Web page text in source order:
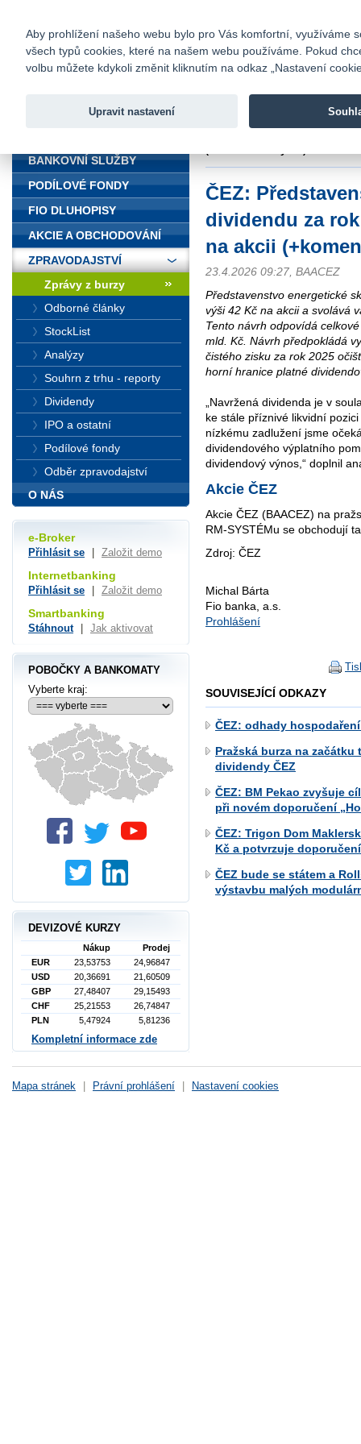
Fio banka
Fio banka
ČEZ:
dividendu za
na akcii
23.4.2026 09:27, BAACEZ
Představenstvo energetické
výši 42 Kč na akcii a svolává
Tento návrh odpovídá
mld. Kč. Návrh předpokládá
čistého zisku za rok 2025
horní hranice platné
„Navržená dividenda je v
ke stále příznivé likvidní
nízkému zadlužení jsme
dividendového výplatního
dividendový výnos,“ doplnil
Akcie ČEZ
Akcie ČEZ (BAACEZ) na
RM-SYSTÉMu se obchodují
Zdroj: ČEZ
Michal Bárta
Fio banka, a.s.
Prohlášení
SOUVISEJÍCÍ ODKAZY
ČEZ: odhady hospodaření
Pražská burza na
dividendy ČEZ
ČEZ: BM Pekao zvyšuje
při novém doporučení
ČEZ: Trigon Dom
Kč a potvrzuje
ČEZ bude se státem a
výstavbu malých
BANKOVNÍ SLUŽBY
PODÍLOVÉ FONDY
FIO DLUHOPISY
AKCIE A OBCHODOVÁNÍ
ZPRAVODAJSTVÍ
Zprávy z burzy
Odborné články
StockList
Analýzy
Souhrn z trhu - reporty
Dividendy
IPO a ostatní
Podílové fondy
Odběr zpravodajství
O NÁS
e-Broker
Přihlásit se Založit demo
Internetbanking
Přihlásit se Založit demo
Smartbanking
Stáhnout Jak aktivovat
POBOČKY A BANKOMATY
Vyberte kraj:
DEVIZOVÉ KURZY
Nákup
Prodej
EUR
23,53753
24,96847
USD
20,36691
21,60509
GBP
27,48407
29,15493
CHF
25,21553
26,74847
PLN
5,47924 5,81236
Kompletní informace zde
Mapa stránek Právní prohlášení Nastavení cookies
Aby prohlížení našeho webu bylo pro Vás komfortní, využíváme
všech typů cookies, které na našem webu používáme. Pokud
volbu můžete kdykoli změnit kliknutím na odkaz „Nastavení
Upravit nastavení